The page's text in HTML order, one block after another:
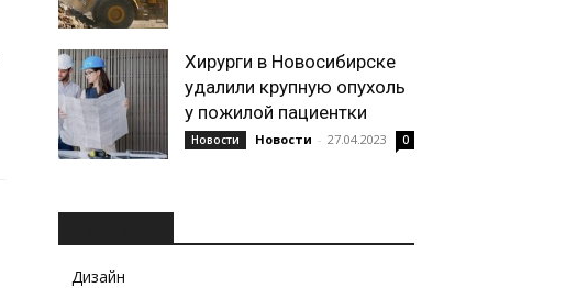
Хирурги в Новосибирске
удалили крупную опухоль
у пожилой пациентки
Новости Новости - 27.04.2023 0
Дизайн